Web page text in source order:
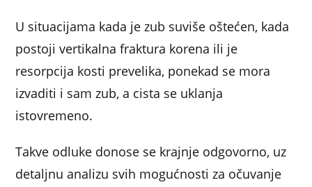
U situacijama kada je zub suviše oštećen, kada
postoji vertikalna fraktura korena ili je
resorpcija kosti prevelika, ponekad se mora
izvaditi i sam zub, a cista se uklanja
istovremeno.
Takve odluke donose se krajnje odgovorno, uz
detaljnu analizu svih mogućnosti za očuvanje